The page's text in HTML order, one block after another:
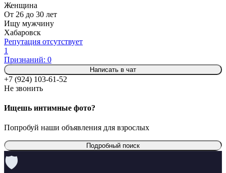
Женщина
От 26 до 30 лет
Ищу мужчину
Хабаровск
Репутация отсутствует
1
Признаний: 0
Написать в чат
+7 (924) 103-61-52
Не звонить
Ищешь интимные фото?
Попробуй наши объявления для взрослых
Подробный поиск
🛡